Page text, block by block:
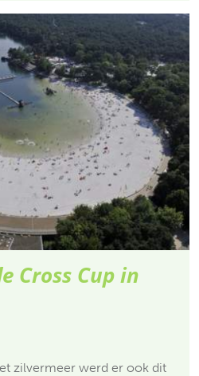
Cross Cup in
zilvermeer werd er ook dit